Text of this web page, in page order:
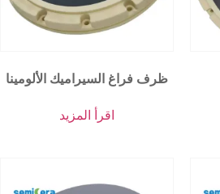
ظرف فراغ السيراميك الألومينا
اقرأ المزيد